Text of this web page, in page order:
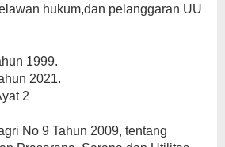
hukum,dan pelanggaran UU
1999.
2021.
2
No 9 Tahun 2009, tentang